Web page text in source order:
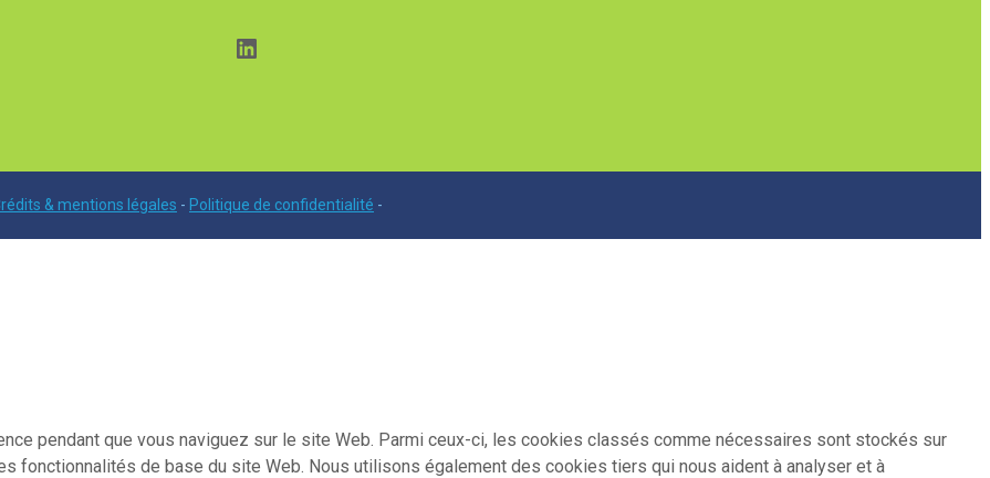
LinkedIn
& mentions légales - Politique de confidentialité -
pendant que vous naviguez sur le site Web. Parmi ceux-ci, les cookies classés comme nécessaires sont stockés sur
fonctionnalités de base du site Web. Nous utilisons également des cookies tiers qui nous aident à analyser et à